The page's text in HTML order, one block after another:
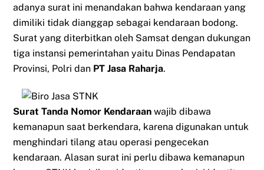
adanya surat ini menandakan bahwa kendaraan yang
dimiliki tidak dianggap sebagai kendaraan bodong.
Surat yang diterbitkan oleh Samsat dengan dukungan
tiga instansi pemerintahan yaitu Dinas Pendapatan
Provinsi, Polri dan PT Jasa Raharja.
Surat Tanda Nomor Kendaraan wajib dibawa
kemanapun saat berkendara, karena digunakan untuk
menghindari tilang atau operasi pengecekan
kendaraan. Alasan surat ini perlu dibawa kemanapun